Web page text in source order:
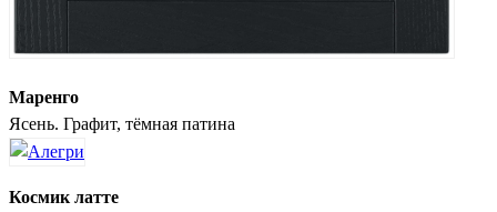
Маренго
Ясень. Графит, тёмная патина
Космик латте